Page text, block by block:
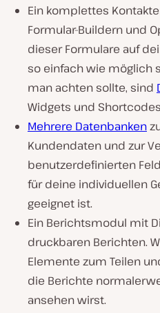
Ein komplettes
Formular-Buildern und
dieser Formulare auf
so einfach wie möglich
man achten sollte, sind
Widgets und
Mehrere Datenbanken
Kundendaten und zur
benutzerdefinierten
für deine individuellen
geeignet ist.
Ein Berichtsmodul mit
druckbaren Berichten.
Elemente zum Teilen
die Berichte
ansehen wirst.